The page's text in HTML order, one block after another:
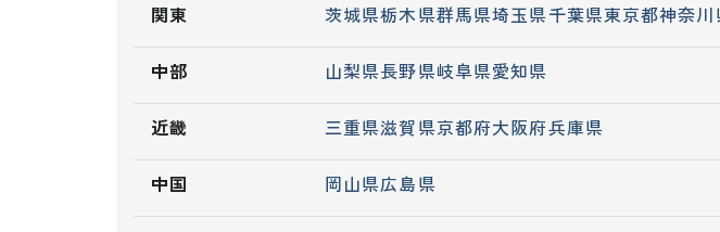
関東 茨城県栃木県群馬県埼玉県千葉県東京都神奈川
中部 山梨県長野県岐阜県愛知県
近畿 三重県滋賀県京都府大阪府兵庫県
中国 岡山県広島県